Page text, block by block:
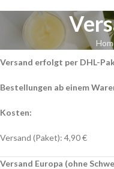
Versand erfolgt per DHL-
Bestellungen ab einem
Kosten:
Versand (Paket): 4,90 €
Versand Europa (ohne